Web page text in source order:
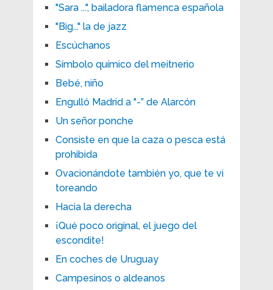
"Sara ...", bailadora flamenca española
"Big..." la de jazz
Escúchanos
Símbolo químico del meitnerio
Bebé, niño
Engulló Madrid a "-” de Alarcón
Un señor ponche
Consiste en que la caza o pesca está
prohibida
Ovacionándote también yo, que te vi
toreando
Hacia la derecha
¡Qué poco original, el juego del
escondite!
En coches de Uruguay
Campesinos o aldeanos